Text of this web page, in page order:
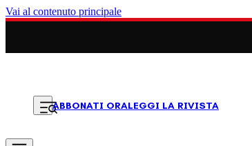
Vai al contenuto principale
ABBONATI ORALEGGI LA RIVISTA